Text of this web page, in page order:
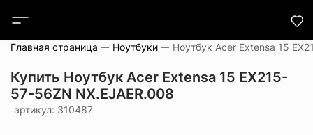
Главная страница Ноутбуки
Купить Ноутбук Acer Extensa 15 EX215-
57-56ZN NX.EJAER.008
артикул: 310487